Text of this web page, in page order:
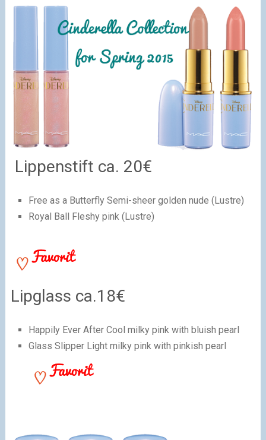
Lippenstift ca. 20€
Free as a Butterfly Semi-sheer golden nude (Lustre)
Royal Ball Fleshy pink (Lustre)
Lipglass ca.18€
Happily Ever After Cool milky pink with bluish pearl
Glass Slipper Light milky pink with pinkish pearl